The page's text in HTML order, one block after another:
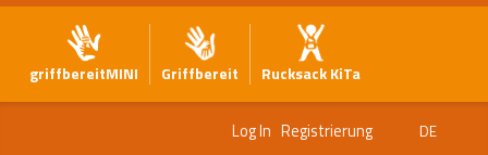
griffbereitMINI Griffbereit Rucksack KiTa
Log In Registrierung DE